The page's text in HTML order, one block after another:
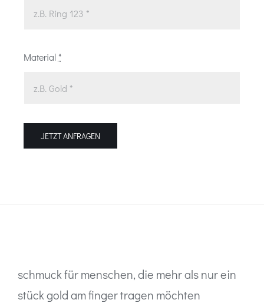
Material*
JETZT ANFRAGEN
schmuck für menschen, die mehr als nur ein
stück gold am finger tragen möchten